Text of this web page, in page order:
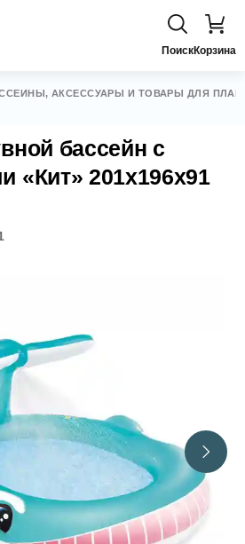
ПоискКорзина
АКСЕССУАРЫ И ТОВАРЫ ДЛЯ
бассейн с
«Кит» 201x196x91